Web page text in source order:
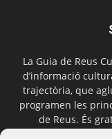
La Guia de Reus
d’informació
trajectòria, que
programen les
de Reus. És